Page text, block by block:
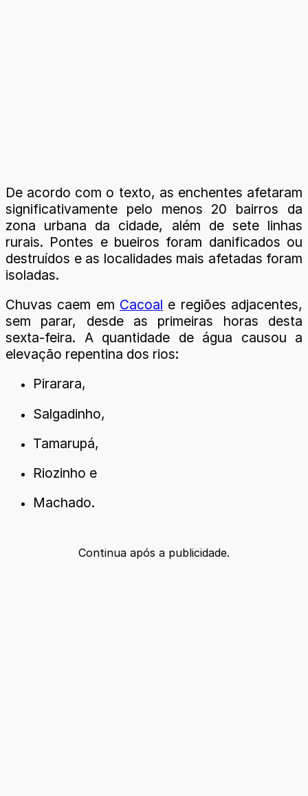
De acordo com o texto, as enchentes afetaram
significativamente pelo menos 20 bairros da
zona urbana da cidade, além de sete linhas
rurais. Pontes e bueiros foram danificados ou
destruídos e as localidades mais afetadas foram
isoladas.
Chuvas caem em Cacoal e regiões adjacentes,
sem parar, desde as primeiras horas desta
sexta-feira. A quantidade de água causou a
elevação repentina dos rios:
Pirarara,
Salgadinho,
Tamarupá,
Riozinho e
Machado.
Continua após a publicidade.